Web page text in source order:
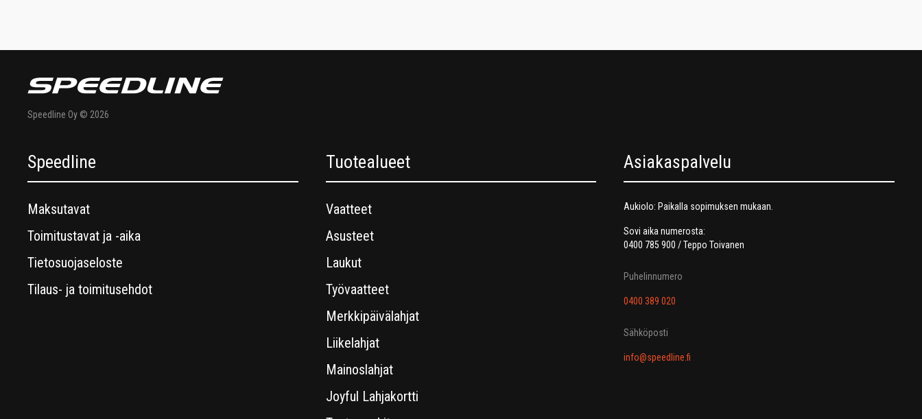
Speedline Oy © 2026
Speedline
Maksutavat
Toimitustavat ja -aika
Tietosuojaseloste
Tilaus- ja toimitusehdot
Tuotealueet
Vaatteet
Asusteet
Laukut
Työvaatteet
Merkkipäivälahjat
Liikelahjat
Mainoslahjat
Joyful Lahjakortti
Asiakaspalvelu
Aukiolo: Paikalla sopimuksen mukaan.
Sovi aika numerosta:
0400 785 900 / Teppo Toivanen
Puhelinnumero
0400 389 020
Sähköposti
info@speedline.fi